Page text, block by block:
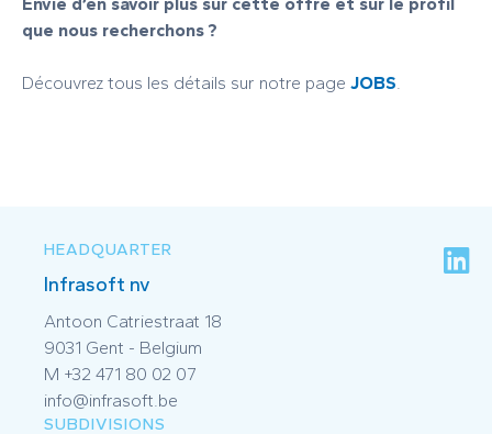
que nous recherchons ?
Découvrez tous les détails sur notre page JOBS
HEADQUARTER
Infrasoft nv
Antoon Catriestraat 18
9031 Gent - Belgium
M +32 471 80 02 07
info@infrasoft.be
SUBDIVISIONS